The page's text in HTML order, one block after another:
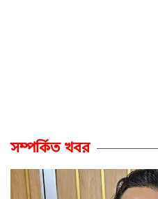
সম্পর্কিত খবর